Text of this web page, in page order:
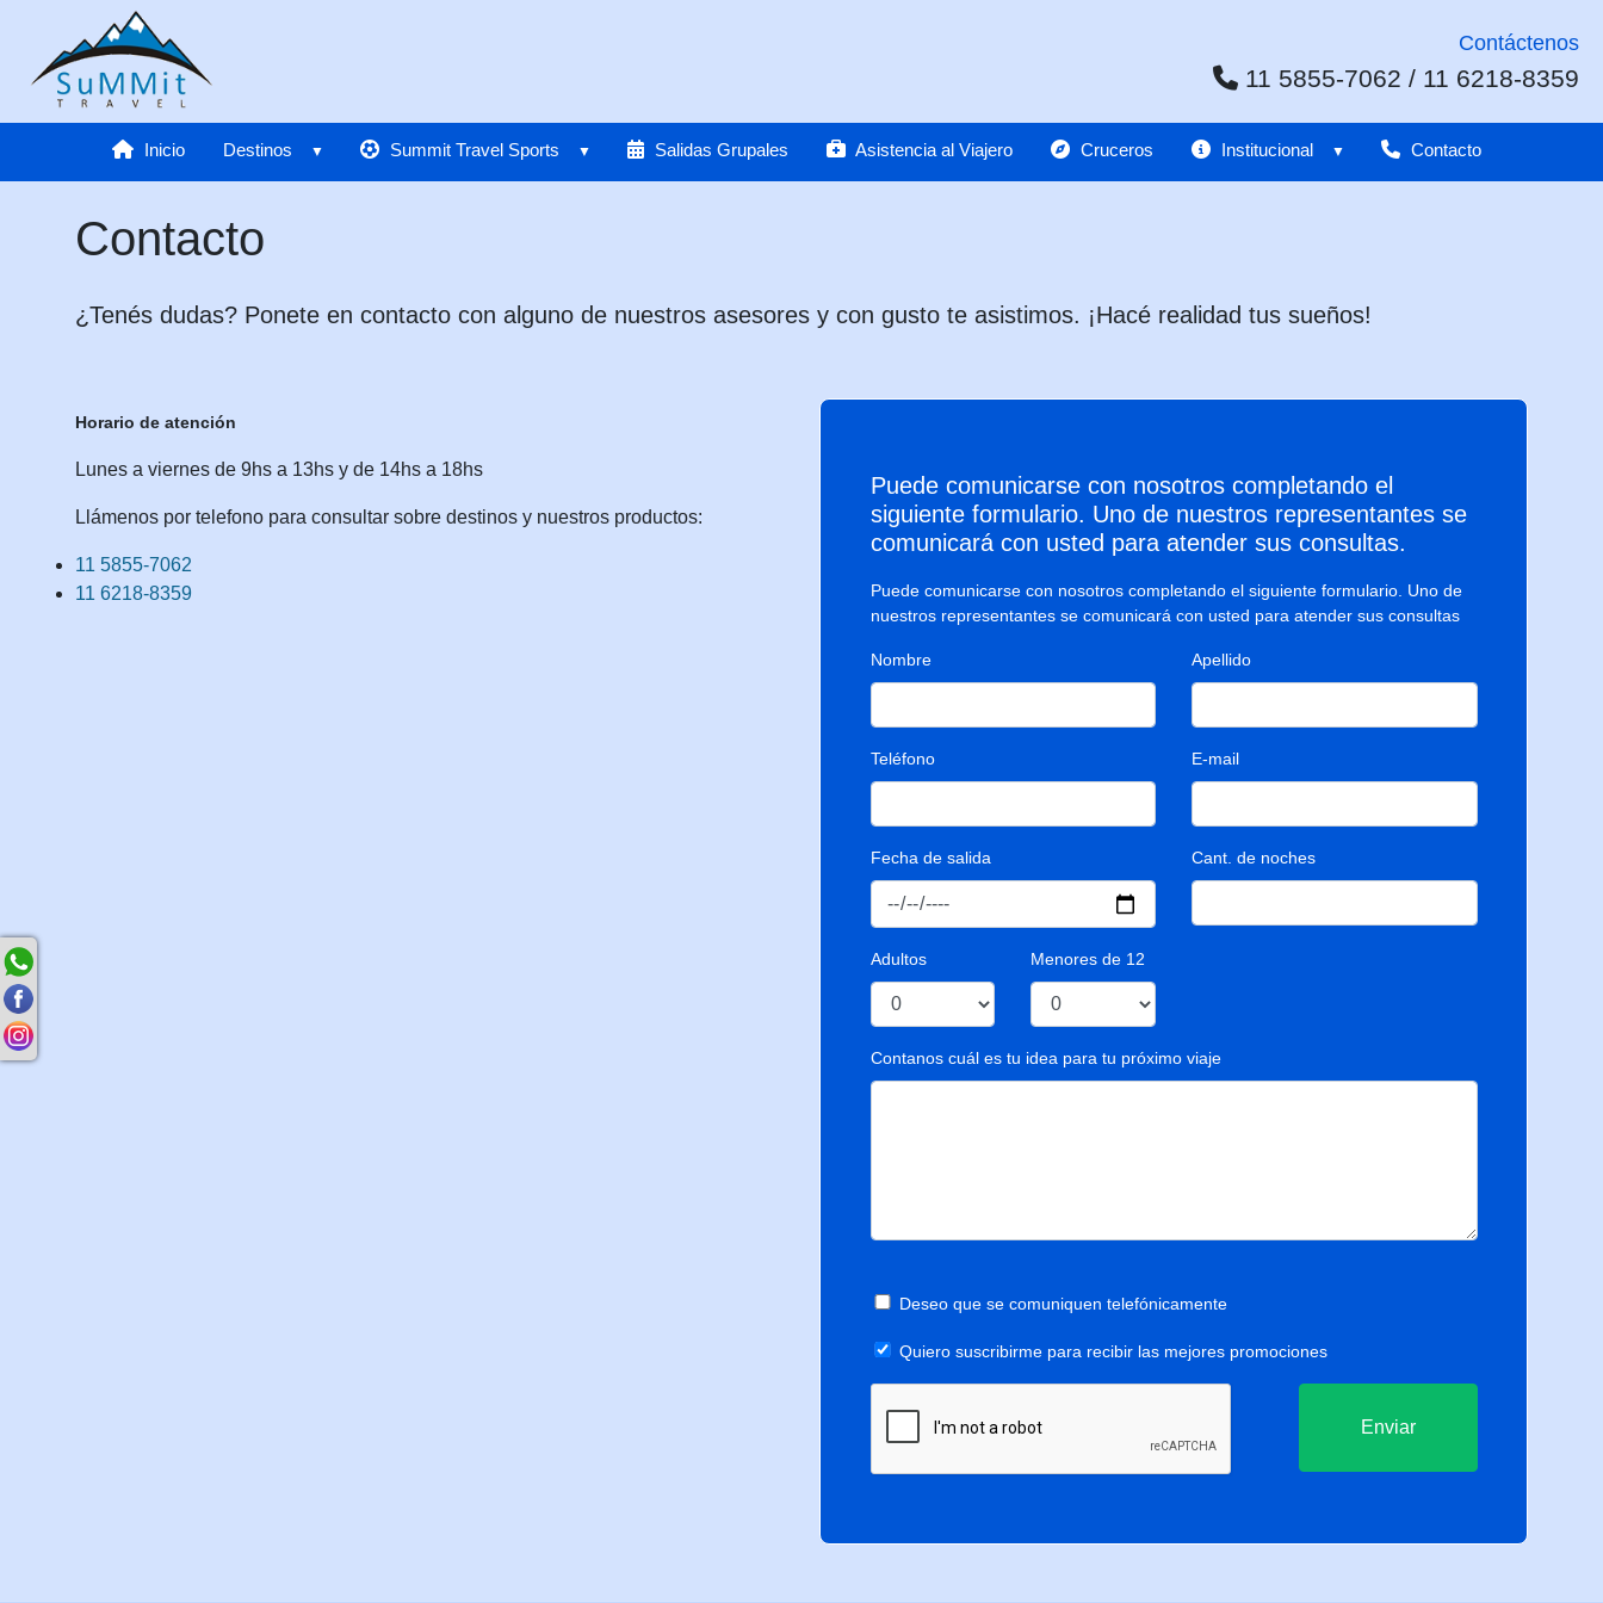
Contáctenos
11 5855-7062 / 11 6218-8359
Inicio Destinos Summit Travel Sports Salidas Grupales Asistencia al Viajero Cruceros Institucional Contacto
Contacto
¿Tenés dudas? Ponete en contacto con alguno de nuestros asesores y con gusto te asistimos. ¡Hacé realidad tus sueños!
Horario de atención
Lunes a viernes de 9hs a 13hs y de 14hs a 18hs
Llámenos por telefono para consultar sobre destinos y nuestros productos:
11 5855-7062
11 6218-8359
Puede comunicarse con nosotros completando el
siguiente formulario. Uno de nuestros representantes se
comunicará con usted para atender sus consultas.
Puede comunicarse con nosotros completando el siguiente formulario. Uno de
nuestros representantes se comunicará con usted para atender sus consultas
Nombre Apellido
Teléfono E-mail
Fecha de salida Cant. de noches
Adultos Menores de 12
Contanos cuál es tu idea para tu próximo viaje
Deseo que se comuniquen telefónicamente
Quiero suscribirme para recibir las mejores promociones
Enviar